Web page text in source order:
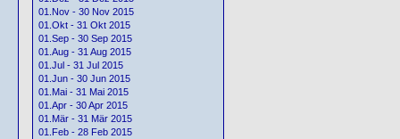
01.Nov - 30 Nov 2015
01.Okt - 31 Okt 2015
01.Sep - 30 Sep 2015
01.Aug - 31 Aug 2015
01.Jul - 31 Jul 2015
01.Jun - 30 Jun 2015
01.Mai - 31 Mai 2015
01.Apr - 30 Apr 2015
01.Mär - 31 Mär 2015
01.Feb - 28 Feb 2015